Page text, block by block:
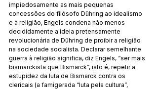
impiedosamente as mais pequenas
concessões do filósofo Dühring ao idealismo
e à religião, Engels condena não menos
decididamente a ideia pretensamente
revolucionária de Dühring de proibir a religião
na sociedade socialista. Declarar semelhante
guerra à religião significa, diz Engels, “ser mais
bismarckista que Bismarck”, isto é, repetir a
estupidez da luta de Bismarck contra os
clericais (a famigerada “luta pela cultura”,